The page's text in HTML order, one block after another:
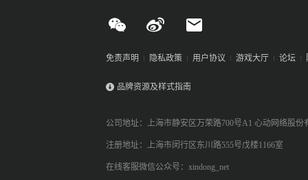
免责声明 隐私政策 用户协议 游戏大厅 论坛
品牌资源及样式指南
公司地址：上海市静安区万荣路700号A1 心动网络股份
注册地址：上海市闵行区东川路555号戊楼1166室
在线客服微信公众号：xindong_net